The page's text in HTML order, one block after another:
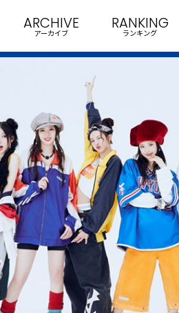
ARCHIVE
アーカイブ
RANKING
ランキング